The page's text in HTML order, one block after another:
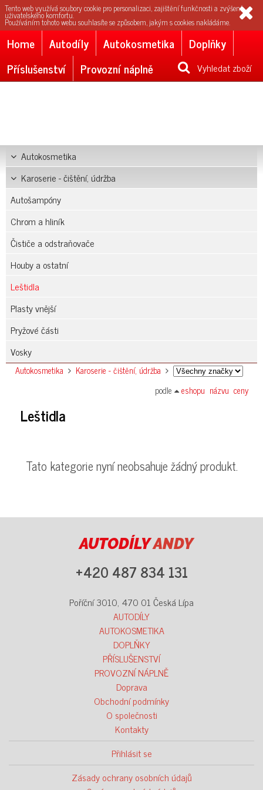
Tento web využívá soubory cookie pro personalizaci, zajištění funkčnosti a zvýšení
uživatelského komfortu.
Používáním tohoto webu souhlasíte se způsobem, jakým s cookies nakládáme.
Home Autodíly Autokosmetika
Doplňky
Příslušenství
Provozní náplně Vyhledat zboží
Autokosmetika
Karoserie - čištění, údržba
Autošampóny
Chrom a hliník
Čističe a odstraňovače
Houby a ostatní
Leštidla
Plasty vnější
Pryžové části
Vosky
Autokosmetika Karoserie - čištění, údržba
Leštidla
podle eshopu názvu ceny
Tato kategorie nyní neobsahuje žádný produkt.
AUTODÍLYANDY
+420 487 834 131
Poříční 3010, 470 01 Česká Lípa
AUTODÍLY
AUTOKOSMETIKA
DOPLŇKY
PŘÍSLUŠENSTVÍ
PROVOZNÍ NÁPLNĚ
Doprava
Obchodní podmínky
O společnosti
Kontakty
Přihlásit se
Zásady ochrany osobních údajů